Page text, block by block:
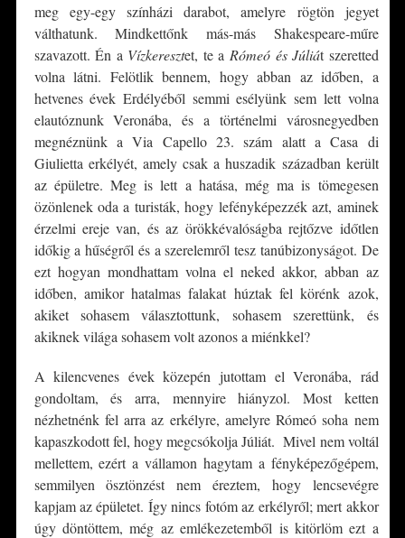
meg egy-egy színházi darabot, amelyre rögtön jegyet
válthatunk. Mindkettőnk más-más Shakespeare-műre
szavazott. Én a Vízkeresztet, te a Rómeó és Júliát szeretted
volna látni. Felötlik bennem, hogy abban az időben, a
hetvenes évek Erdélyéből semmi esélyünk sem lett volna
elautóznunk Veronába, és a történelmi városnegyedben
megnéznünk a Via Capello 23. szám alatt a Casa di
Giulietta erkélyét, amely csak a huszadik században került
az épületre. Meg is lett a hatása, még ma is tömegesen
özönlenek oda a turisták, hogy lefényképezzék azt, aminek
érzelmi ereje van, és az örökkévalóságba rejtőzve időtlen
időkig a hűségről és a szerelemről tesz tanúbizonyságot. De
ezt hogyan mondhattam volna el neked akkor, abban az
időben, amikor hatalmas falakat húztak fel körénk azok,
akiket sohasem választottunk, sohasem szerettünk, és
akiknek világa sohasem volt azonos a miénkkel?
A kilencvenes évek közepén jutottam el Veronába, rád
gondoltam, és arra, mennyire hiányzol. Most ketten
nézhetnénk fel arra az erkélyre, amelyre Rómeó soha nem
kapaszkodott fel, hogy megcsókolja Júliát. Mivel nem voltál
mellettem, ezért a vállamon hagytam a fényképezőgépem,
semmilyen ösztönzést nem éreztem, hogy lencsevégre
kapjam az épületet. Így nincs fotóm az erkélyről; mert akkor
úgy döntöttem, még az emlékezetemből is kitörlöm ezt a